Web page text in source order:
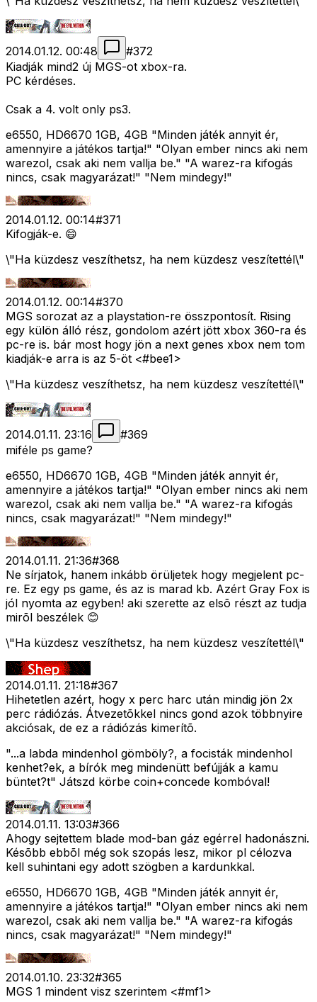
2014.01.12. 00:48 #372
Kiadják mind2 új MGS-ot xbox-ra.
PC kérdéses.
Csak a 4. volt only ps3.
e6550, HD6670 1GB, 4GB "Minden játék annyit ér,
amennyire a játékos tartja!" "Olyan ember nincs aki nem
warezol, csak aki nem vallja be." "A warez-ra kifogás
nincs, csak magyarázat!" "Nem mindegy!"
2014.01.12. 00:14#371
Kifogják-e. 😄
\"Ha küzdesz veszíthetsz, ha nem küzdesz veszítettél\"
2014.01.12. 00:14#370
MGS sorozat az a playstation-re összpontosít. Rising
egy külön álló rész, gondolom azért jött xbox 360-ra és
pc-re is. bár most hogy jön a next genes xbox nem tom
kiadják-e arra is az 5-öt <#bee1>
\"Ha küzdesz veszíthetsz, ha nem küzdesz veszítettél\"
2014.01.11. 23:16 #369
miféle ps game?
e6550, HD6670 1GB, 4GB "Minden játék annyit ér,
amennyire a játékos tartja!" "Olyan ember nincs aki nem
warezol, csak aki nem vallja be." "A warez-ra kifogás
nincs, csak magyarázat!" "Nem mindegy!"
2014.01.11. 21:36#368
Ne sírjatok, hanem inkább örüljetek hogy megjelent pc-
re. Ez egy ps game, és az is marad kb. Azért Gray Fox is
jól nyomta az egyben! aki szerette az elsõ részt az tudja
mirõl beszélek 😊
\"Ha küzdesz veszíthetsz, ha nem küzdesz veszítettél\"
2014.01.11. 21:18#367
Hihetetlen azért, hogy x perc harc után mindig jön 2x
perc rádiózás. Átvezetõkkel nincs gond azok többnyire
akciósak, de ez a rádiózás kimerítõ.
"...a labda mindenhol gömböly?, a focisták mindenhol
kenhet?ek, a bírók meg mindenütt befújják a kamu
büntet?t" Játszd körbe coin+concede kombóval!
2014.01.11. 13:03#366
Ahogy sejtettem blade mod-ban gáz egérrel hadonászni.
Késõbb ebbõl még sok szopás lesz, mikor pl célozva
kell suhintani egy adott szögben a kardunkkal.
e6550, HD6670 1GB, 4GB "Minden játék annyit ér,
amennyire a játékos tartja!" "Olyan ember nincs aki nem
warezol, csak aki nem vallja be." "A warez-ra kifogás
nincs, csak magyarázat!" "Nem mindegy!"
2014.01.10. 23:32#365
MGS 1 mindent visz szerintem <#mf1>